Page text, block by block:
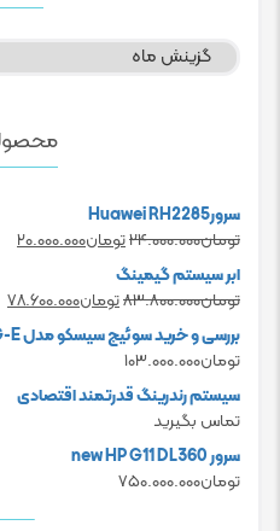
بایگانی
سرورHuawei RH2285
تومان۲۴.۰۰۰.۰۰۰Original
price
was:
تومان۲۴.۰۰۰.۰۰۰.
تومان۲۰.۰۰۰.۰۰۰
ابر سیستم گیمینگ
تومان۸۳.۸۰۰.۰۰۰Original
was:
تومان۷۸.۶۰۰.۰۰۰
بررسی و خرید سوئیچ سیسکو مدل C9200L-48T-4G-E
تومان۱۰۳.۰۰۰.۰۰۰
سیستم رندرینگ قدرتمند اقتصادی
تماس بگیرید
سرور new HP G11 DL360
تومان۷۵۰.۰۰۰.۰۰۰